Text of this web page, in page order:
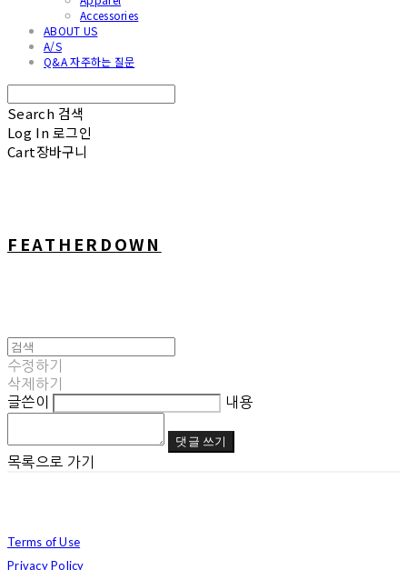
Accessories
ABOUT US
A/S
Q&A 자주하는 질문
Search 검색
Log In 로그인
Cart장바구니
FEATHERDOWN
수정하기
삭제하기
글쓴이
내용
댓글 쓰기
목록으로 가기
Terms of Use
Privacy Policy